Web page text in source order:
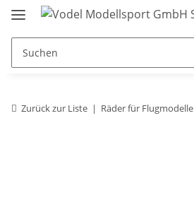
Zurück zur Liste Räder für Flugmodelle